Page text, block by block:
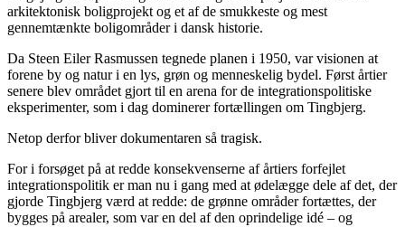
arkitektonisk boligprojekt og et af de smukkeste og mest
gennemtænkte boligområder i dansk historie.
Da Steen Eiler Rasmussen tegnede planen i 1950, var visionen at
forene by og natur i en lys, grøn og menneskelig bydel. Først årtier
senere blev området gjort til en arena for de integrationspolitiske
eksperimenter, som i dag dominerer fortællingen om Tingbjerg.
Netop derfor bliver dokumentaren så tragisk.
For i forsøget på at redde konsekvenserne af årtiers forfejlet
integrationspolitik er man nu i gang med at ødelægge dele af det, der
gjorde Tingbjerg værd at redde: de grønne områder fortættes, der
bygges på arealer, som var en del af den oprindelige idé – og